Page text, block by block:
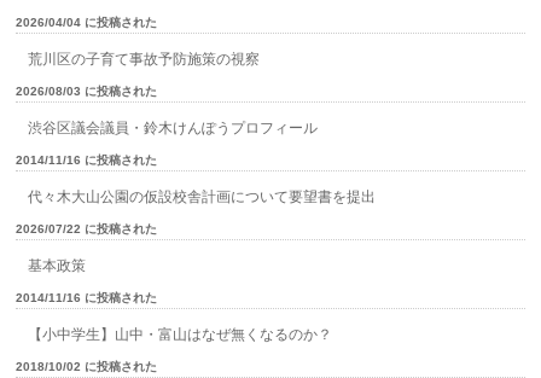
2026/04/04 に投稿された
荒川区の子育て事故予防施策の視察
2026/08/03 に投稿された
渋谷区議会議員・鈴木けんぽうプロフィール
2014/11/16 に投稿された
代々木大山公園の仮設校舎計画について要望書を提出
2026/07/22 に投稿された
基本政策
2014/11/16 に投稿された
【小中学生】山中・富山はなぜ無くなるのか？
2018/10/02 に投稿された